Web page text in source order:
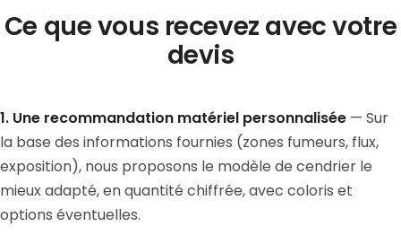
Ce que vous recevez avec votre
devis
1. Une recommandation matériel personnalisée — Sur
la base des informations fournies (zones fumeurs, flux,
exposition), nous proposons le modèle de cendrier le
mieux adapté, en quantité chiffrée, avec coloris et
options éventuelles.